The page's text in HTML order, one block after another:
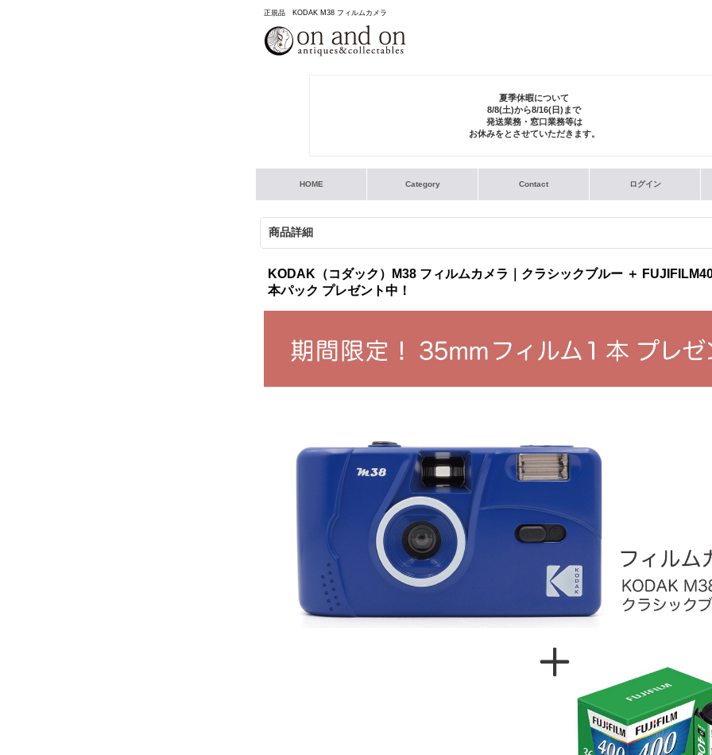
正規品 KODAK M38 フィルムカメラ
夏季休暇について
8/8(土)から8/16(日)まで
発送業務・窓口業務等は
お休みをとさせていただきます。
HOME Category Contact ログイン
商品詳細
KODAK（コダック）M38 フィルムカメラ｜クラシックブルー ＋
本パック プレゼント中！